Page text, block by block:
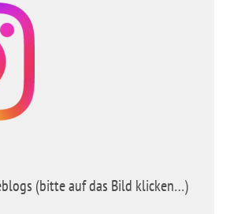
(bitte auf das Bild klicken…)